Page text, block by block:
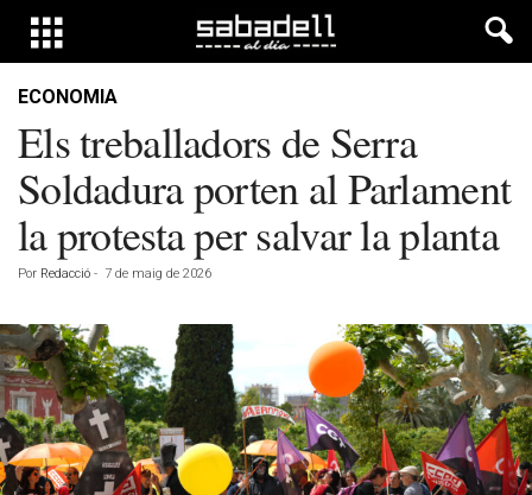
ECONOMIA
Els treballadors de Serra
Soldadura porten al Parlament
la protesta per salvar la planta
Por Redacció - 7 de maig de 2026